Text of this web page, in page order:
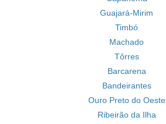
Guajará-Mirim
Timbó
Machado
Tôrres
Barcarena
Bandeirantes
Ouro Preto do Oeste
Ribeirão da Ilha